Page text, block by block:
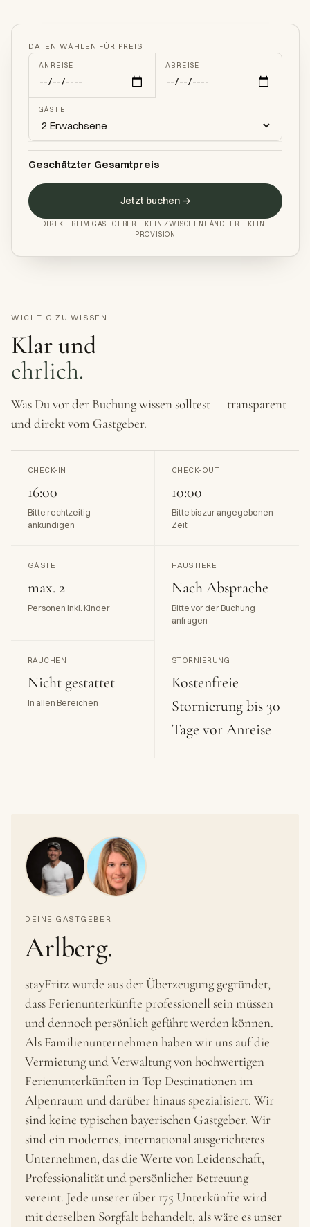
DATEN WÄHLEN FÜR PREIS
ANREISE ABREISE
GÄSTE
Geschätzter Gesamtpreis
Jetzt buchen →
DIREKT BEIM GASTGEBER · KEIN ZWISCHENHÄNDLER · KEINE
PROVISION
WICHTIG ZU WISSEN
Klar und
ehrlich.
Was Du vor der Buchung wissen solltest — transparent
und direkt vom Gastgeber.
CHECK-IN
16:00
Bitte rechtzeitig
ankündigen
CHECK-OUT
10:00
Bitte bis zur angegebenen
Zeit
GÄSTE
max. 2
Personen inkl. Kinder
HAUSTIERE
Nach Absprache
Bitte vor der Buchung
anfragen
RAUCHEN
Nicht gestattet
In allen Bereichen
STORNIERUNG
Kostenfreie
Stornierung bis 30
Tage vor Anreise
DEINE GASTGEBER
Arlberg.
stayFritz wurde aus der Überzeugung gegründet,
dass Ferienunterkünfte professionell sein müssen
und dennoch persönlich geführt werden können.
Als Familienunternehmen haben wir uns auf die
Vermietung und Verwaltung von hochwertigen
Ferienunterkünften in Top Destinationen im
Alpenraum und darüber hinaus spezialisiert. Wir
sind keine typischen bayerischen Gastgeber. Wir
sind ein modernes, international ausgerichtetes
Unternehmen, das die Werte von Leidenschaft,
Professionalität und persönlicher Betreuung
vereint. Jede unserer über 175 Unterkünfte wird
mit derselben Sorgfalt behandelt, als wäre es unser